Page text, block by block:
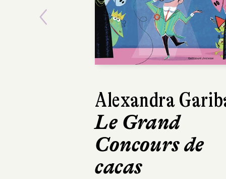
Alexandra
Le Grand
Concours de
cacas
Laëtitia
Les
Byton
3
Previous